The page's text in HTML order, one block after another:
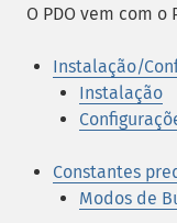
O PDO vem com o
Instalação/
Instalação
Constantes
Modos de